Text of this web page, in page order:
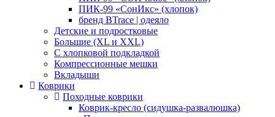
ПИК-99 «СонИкс» (хлопок)
бренд BTrace | одеяло
Детские и подростковые
Большие (XL и XXL)
С хлопковой подкладкой
Компрессионные мешки
Вкладыши
Коврики
Походные коврики
Коврик-кресло (сидушка-развалюшка)